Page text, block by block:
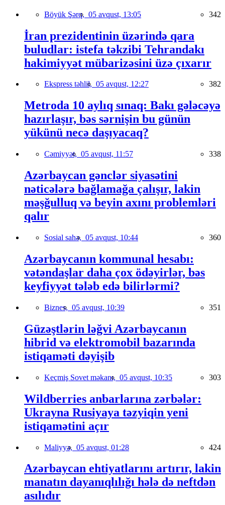
Böyük Şərq, 05 avqust, 13:05 342
İran prezidentinin üzərində qara
buludlar: istefa təkzibi Tehrandakı
hakimiyyət mübarizəsini üzə çıxarır
Ekspress təhlil, 05 avqust, 12:27 382
Metroda 10 aylıq sınaq: Bakı gələcəyə
hazırlaşır, bəs sərnişin bu günün
yükünü necə daşıyacaq?
Cəmiyyət, 05 avqust, 11:57 338
Azərbaycan gənclər siyasətini
nəticələrə bağlamağa çalışır, lakin
məşğulluq və beyin axını problemləri
qalır
Sosial sahə, 05 avqust, 10:44 360
Azərbaycanın kommunal hesabı:
vətəndaşlar daha çox ödəyirlər, bəs
keyfiyyət tələb edə bilirlərmi?
Biznes, 05 avqust, 10:39 351
Güzəştlərin ləğvi Azərbaycanın
hibrid və elektromobil bazarında
istiqaməti dəyişib
Keçmiş Sovet məkanı, 05 avqust, 10:35 303
Wildberries anbarlarına zərbələr:
Ukrayna Rusiyaya təzyiqin yeni
istiqamətini açır
Maliyyə, 05 avqust, 01:28 424
Azərbaycan ehtiyatlarını artırır, lakin
manatın dayanıqlılığı hələ də neftdən
asılıdır